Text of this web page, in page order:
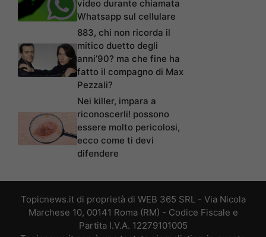
video durante chiamata
Whatsapp sul cellulare
883, chi non ricorda il
mitico duetto degli
anni’90? ma che fine ha
fatto il compagno di Max
Pezzali?
Nei killer, impara a
riconoscerli! possono
essere molto pericolosi,
ecco come ti devi
difendere
Topicnews.it di proprietà di WEB 365 SRL - Via Nicola
Marchese 10, 00141 Roma (RM) - Codice Fiscale e
Partita I.V.A. 12279101005